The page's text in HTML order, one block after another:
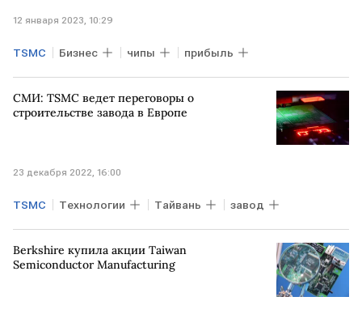
12 января 2023, 10:29
TSMC Бизнес чипы прибыль
СМИ: TSMC ведет переговоры о
строительстве завода в Европе
23 декабря 2022, 16:00
TSMC Технологии Тайвань завод
Berkshire купила акции Taiwan
Semiconductor Manufacturing